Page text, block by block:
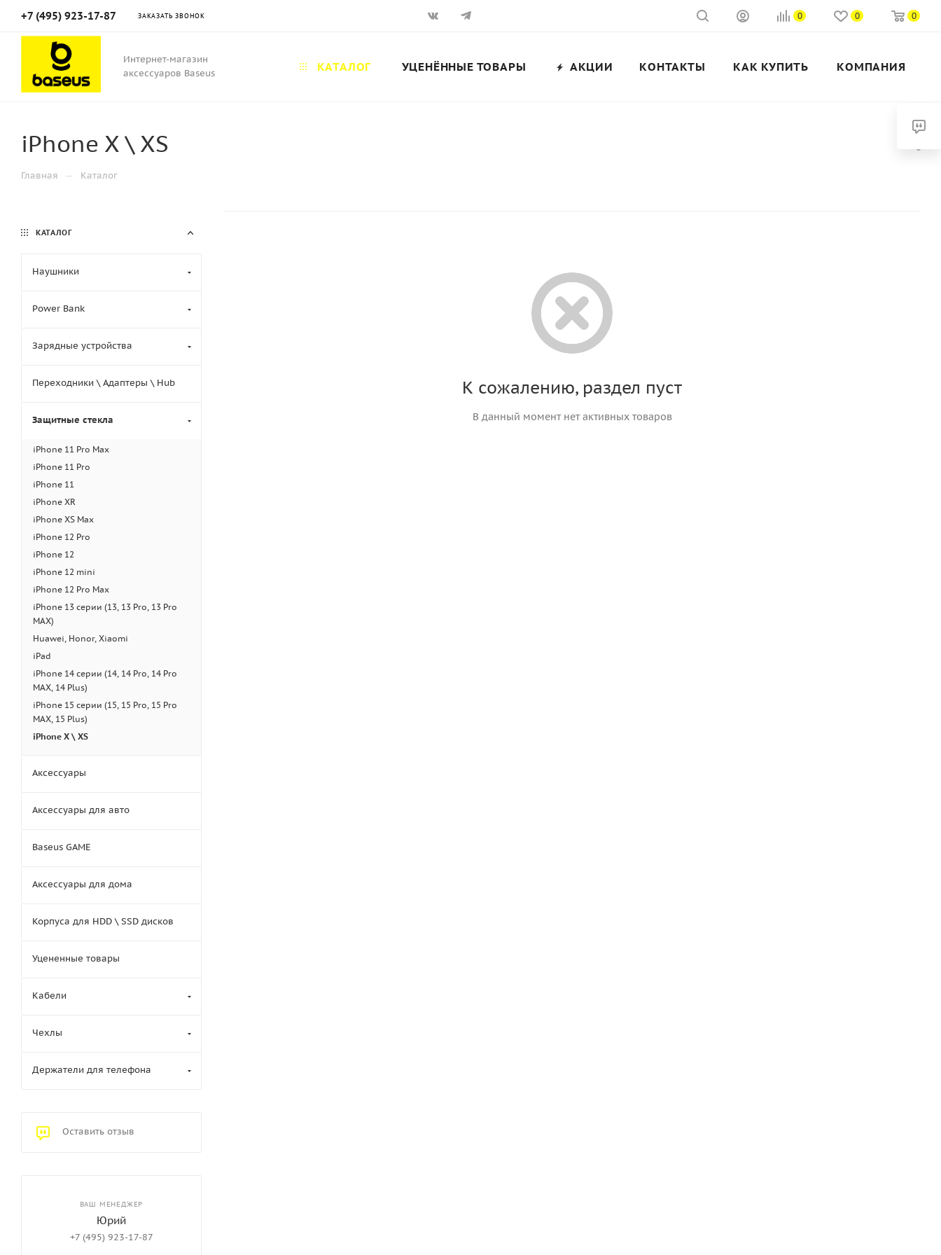
+7 (495) 923-17-87 ЗАКАЗАТЬ ЗВОНОК 0 0 0
Интернет-магазин
аксессуаров Baseus
КАТАЛОГ УЦЕНЁННЫЕ ТОВАРЫ АКЦИИ КОНТАКТЫ КАК КУПИТЬ КОМПАНИЯ
iPhone X \ XS
Главная — Каталог
К сожалению, раздел пуст
В данный момент нет активных товаров
КАТАЛОГ
Наушники
Power Bank
Зарядные устройства
Переходники \ Адаптеры \ Hub
Защитные стекла
iPhone 11 Pro Max
iPhone 11 Pro
iPhone 11
iPhone XR
iPhone XS Max
iPhone 12 Pro
iPhone 12
iPhone 12 mini
iPhone 12 Pro Max
iPhone 13 серии (13, 13 Pro, 13 Pro
MAX)
Huawei, Honor, Xiaomi
iPad
iPhone 14 серии (14, 14 Pro, 14 Pro
MAX, 14 Plus)
iPhone 15 серии (15, 15 Pro, 15 Pro
MAX, 15 Plus)
iPhone X \ XS
Аксессуары
Аксессуары для авто
Baseus GAME
Аксессуары для дома
Корпуса для HDD \ SSD дисков
Уцененные товары
Кабели
Чехлы
Держатели для телефона
Оставить отзыв
ВАШ МЕНЕДЖЕР
Юрий
+7 (495) 923-17-87